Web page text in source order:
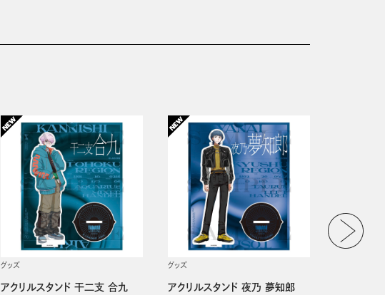
グッズ
アクリルスタンド 干二支 合九
グッズ
アクリルスタンド 夜乃 夢知郎